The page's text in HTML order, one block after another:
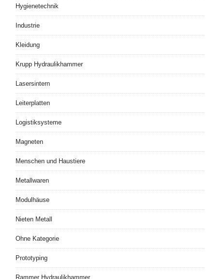
Hygienetechnik
Industrie
Kleidung
Krupp Hydraulikhammer
Lasersintern
Leiterplatten
Logistiksysteme
Magneten
Menschen und Haustiere
Metallwaren
Modulhäuse
Nieten Metall
Ohne Kategorie
Prototyping
Rammer Hydraulikhammer